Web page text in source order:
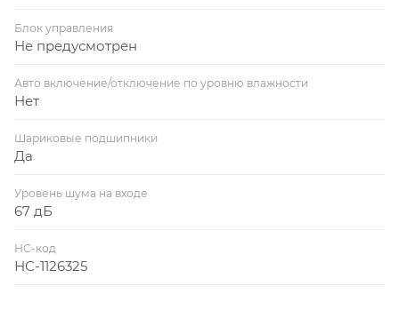
Блок управления
Не предусмотрен
Авто включение/отключение по уровню влажности
Нет
Шариковые подшипники
Да
Уровень шума на входе
67 дБ
НС-код
НС-1126325